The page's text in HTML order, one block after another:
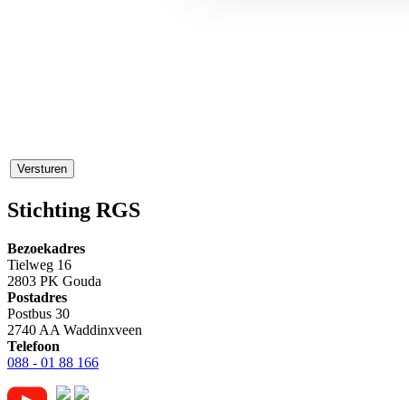
Versturen
Stichting RGS
Bezoekadres
Tielweg 16
2803 PK Gouda
Postadres
Postbus 30
2740 AA Waddinxveen
Telefoon
088 - 01 88 166